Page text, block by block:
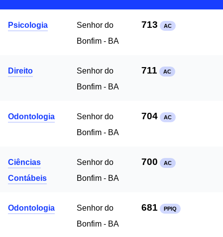
Psicologia
Senhor do
Bonfim - BA
713 AC
Direito
Senhor do
Bonfim - BA
711 AC
Odontologia
Senhor do
Bonfim - BA
704 AC
Ciências
Contábeis
Senhor do
Bonfim - BA
700 AC
Odontologia
Senhor do
Bonfim - BA
681 PPIQ